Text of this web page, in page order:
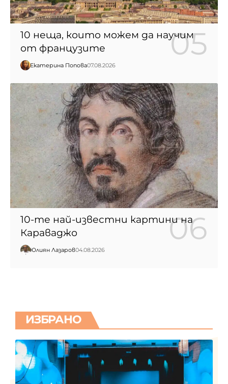
10 неща, които можем да научим
от французите
Екатерина Попова07.08.2026
10-те най-известни картини на
Караваджо
Юлиян Лазаров04.08.2026
ИЗБРАНО